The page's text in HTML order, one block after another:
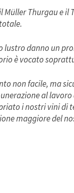
Thurgau e il
lustro danno un
è vocato
non facile, ma
al
i nostri vini
maggiore del